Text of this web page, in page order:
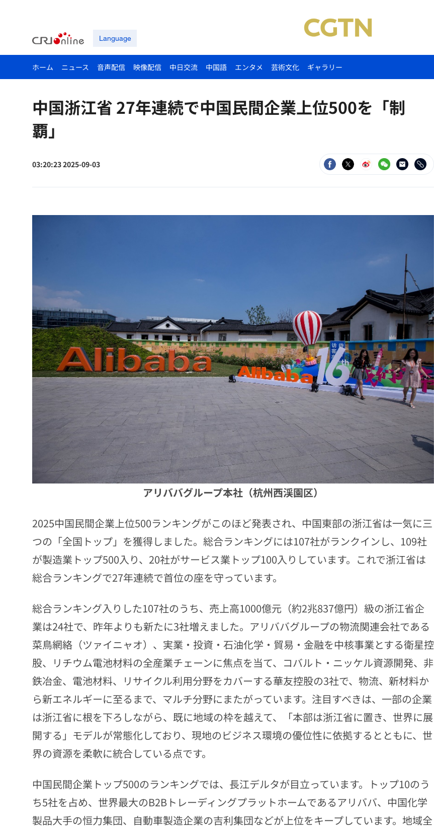
Language
ホーム ニュース 音声配信 映像配信 中日交流 中国語 エンタメ 芸術文化 ギャラリー
中国浙江省 27年連続で中国民間企業上位500を「制
覇」
03:20:23 2025-09-03
アリババグループ本社（杭州西渓園区）
2025中国民間企業上位500ランキングがこのほど発表され、中国東部の浙江省は一気に三
つの「全国トップ」を獲得しました。総合ランキングには107社がランクインし、109社
が製造業トップ500入り、20社がサービス業トップ100入りしています。これで浙江省は
総合ランキングで27年連続で首位の座を守っています。
総合ランキング入りした107社のうち、売上高1000億元（約2兆837億円）級の浙江省企
業は24社で、昨年よりも新たに3社増えました。アリババグループの物流関連会社である
菜鳥網絡（ツァイニャオ）、実業・投資・石油化学・貿易・金融を中核事業とする衛星控
股、リチウム電池材料の全産業チェーンに焦点を当て、コバルト・ニッケル資源開発、非
鉄冶金、電池材料、リサイクル利用分野をカバーする華友控股の3社で、物流、新材料か
ら新エネルギーに至るまで、マルチ分野にまたがっています。注目すべきは、一部の企業
は浙江省に根を下ろしながら、既に地域の枠を越えて、「本部は浙江省に置き、世界に展
開する」モデルが常態化しており、現地のビジネス環境の優位性に依拠するとともに、世
界の資源を柔軟に統合している点です。
中国民間企業トップ500のランキングでは、長江デルタが目立っています。トップ10のう
ち5社を占め、世界最大のB2Bトレーディングプラットホームであるアリババ、中国化学
製品大手の恒力集団、自動車製造企業の吉利集団などが上位をキープしています。地域全